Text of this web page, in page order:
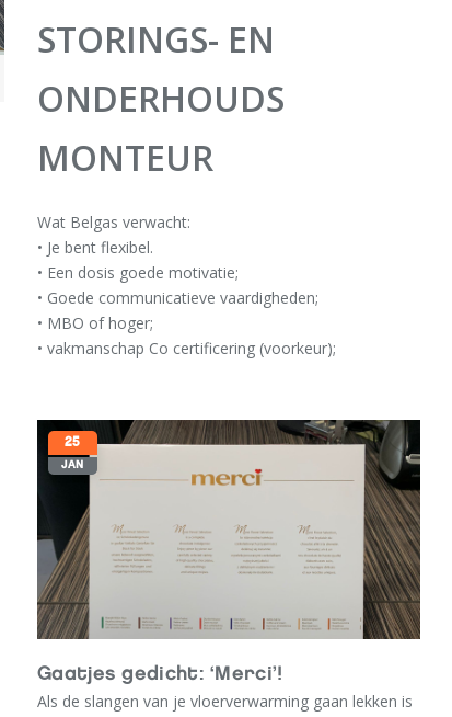
STORINGS- EN
ONDERHOUDS
MONTEUR
Wat Belgas verwacht:
• Je bent flexibel.
• Een dosis goede motivatie;
• Goede communicatieve vaardigheden;
• MBO of hoger;
• vakmanschap Co certificering (voorkeur);
• Rijbewijs B;
• Je bent klantvriendelijk en representatief;
• Je werkt nauwkeurig en probeert altijd zo netjes
mogelijk de installaties te onderhouden;
• Je bent een doorpakker en kunt oplossingsgericht
denken;
Wat Belgas biedt:
• Salaris indicatie tussen 2.700 – 3.200; afhankelijk van
• Auto van de zaak
• Telefoon van de zaak
25
JAN
Gaatjes gedicht: ‘Merci’!
Als de slangen van je vloerverwarming gaan lekken is